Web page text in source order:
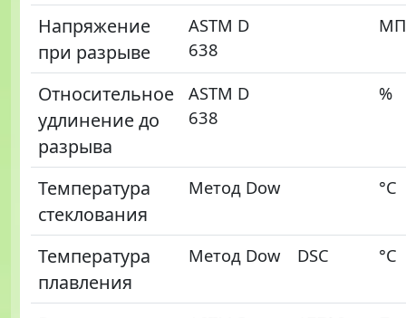
Напряжение
при разрыве
ASTM D
638
Относительное
удлинение до
разрыва
ASTM D
638
%
Температура
стеклования
Метод Dow °С
Температура
плавления
Метод Dow DSC °С